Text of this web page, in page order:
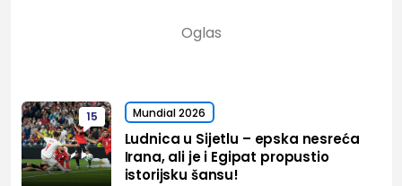
15 Mundial 2026
Ludnica u Sijetlu – epska nesreća
Irana, ali je i Egipat propustio
istorijsku šansu!